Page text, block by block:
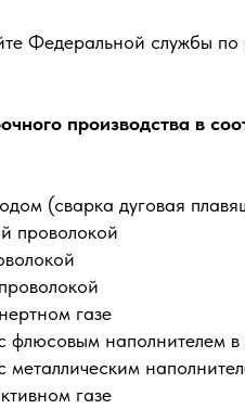
Федеральной службы по
производства в
(сварка дуговая
проволокой
газе
флюсовым наполнителем в
газе